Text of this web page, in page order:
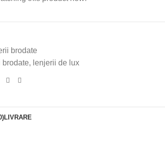
brodate
brodate, lenjerii de lux
LIVRARE